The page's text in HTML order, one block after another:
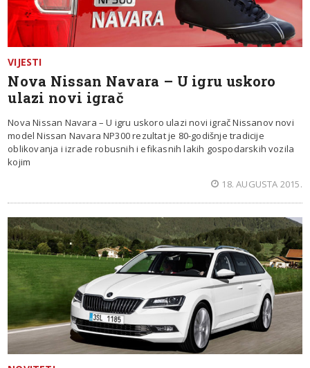
VIJESTI
Nova Nissan Navara – U igru uskoro
ulazi novi igrač
Nova Nissan Navara – U igru uskoro ulazi novi igrač Nissanov novi
model Nissan Navara NP300 rezultat je 80-godišnje tradicije
oblikovanja i izrade robusnih i efikasnih lakih gospodarskih vozila
kojim
18. AUGUSTA 2015.